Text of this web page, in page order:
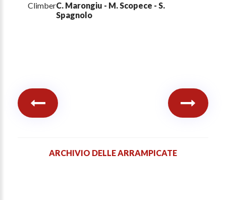
ClimberC. Marongiu - M. Scopece - S.
Spagnolo
ARCHIVIO DELLE ARRAMPICATE